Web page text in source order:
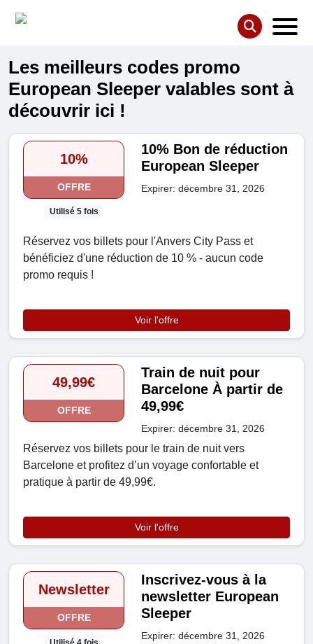
Les meilleurs codes promo
European Sleeper valables sont à
découvrir ici !
10%
OFFRE
Utilisé 5 fois
10% Bon de réduction
European Sleeper
Expirer: décembre 31, 2026
Réservez vos billets pour l'Anvers City Pass et
bénéficiez d'une réduction de 10 % - aucun code
promo requis !
Voir l'offre
49,99€
OFFRE
Train de nuit pour
Barcelone À partir de
49,99€
Expirer: décembre 31, 2026
Réservez vos billets pour le train de nuit vers
Barcelone et profitez d’un voyage confortable et
pratique à partir de 49,99€.
Voir l'offre
Newsletter
OFFRE
Inscrivez-vous à la
newsletter European
Sleeper
Expirer: décembre 31, 2026